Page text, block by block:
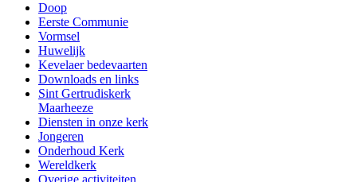
Doop
Eerste Communie
Vormsel
Huwelijk
Kevelaer bedevaarten
Downloads en links
Sint Gertrudiskerk
Maarheeze
Diensten in onze kerk
Jongeren
Onderhoud Kerk
Wereldkerk
Overige activiteiten